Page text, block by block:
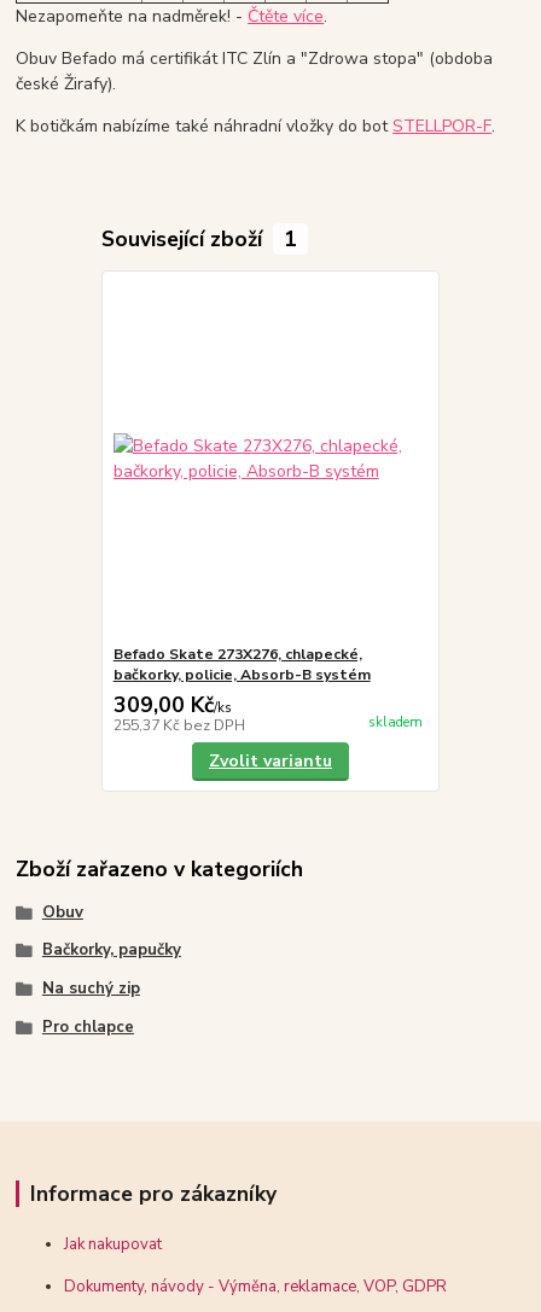
Nezapomeňte na nadměrek! - Čtěte více.
Obuv Befado má certifikát ITC Zlín a "Zdrowa stopa" (obdoba
české Žirafy).
K botičkám nabízíme také náhradní vložky do botSTELLPOR-F.
Související zboží 1
Befado Skate 273X276, chlapecké,
bačkorky, policie, Absorb-B systém
309,00 Kč/ks
255,37 Kč bez DPH skladem
Zvolit variantu
Zboží zařazeno v kategoriích
Obuv
Bačkorky, papučky
Na suchý zip
Pro chlapce
Informace pro zákazníky
Jak nakupovat
Dokumenty, návody - Výměna, reklamace, VOP, GDPR